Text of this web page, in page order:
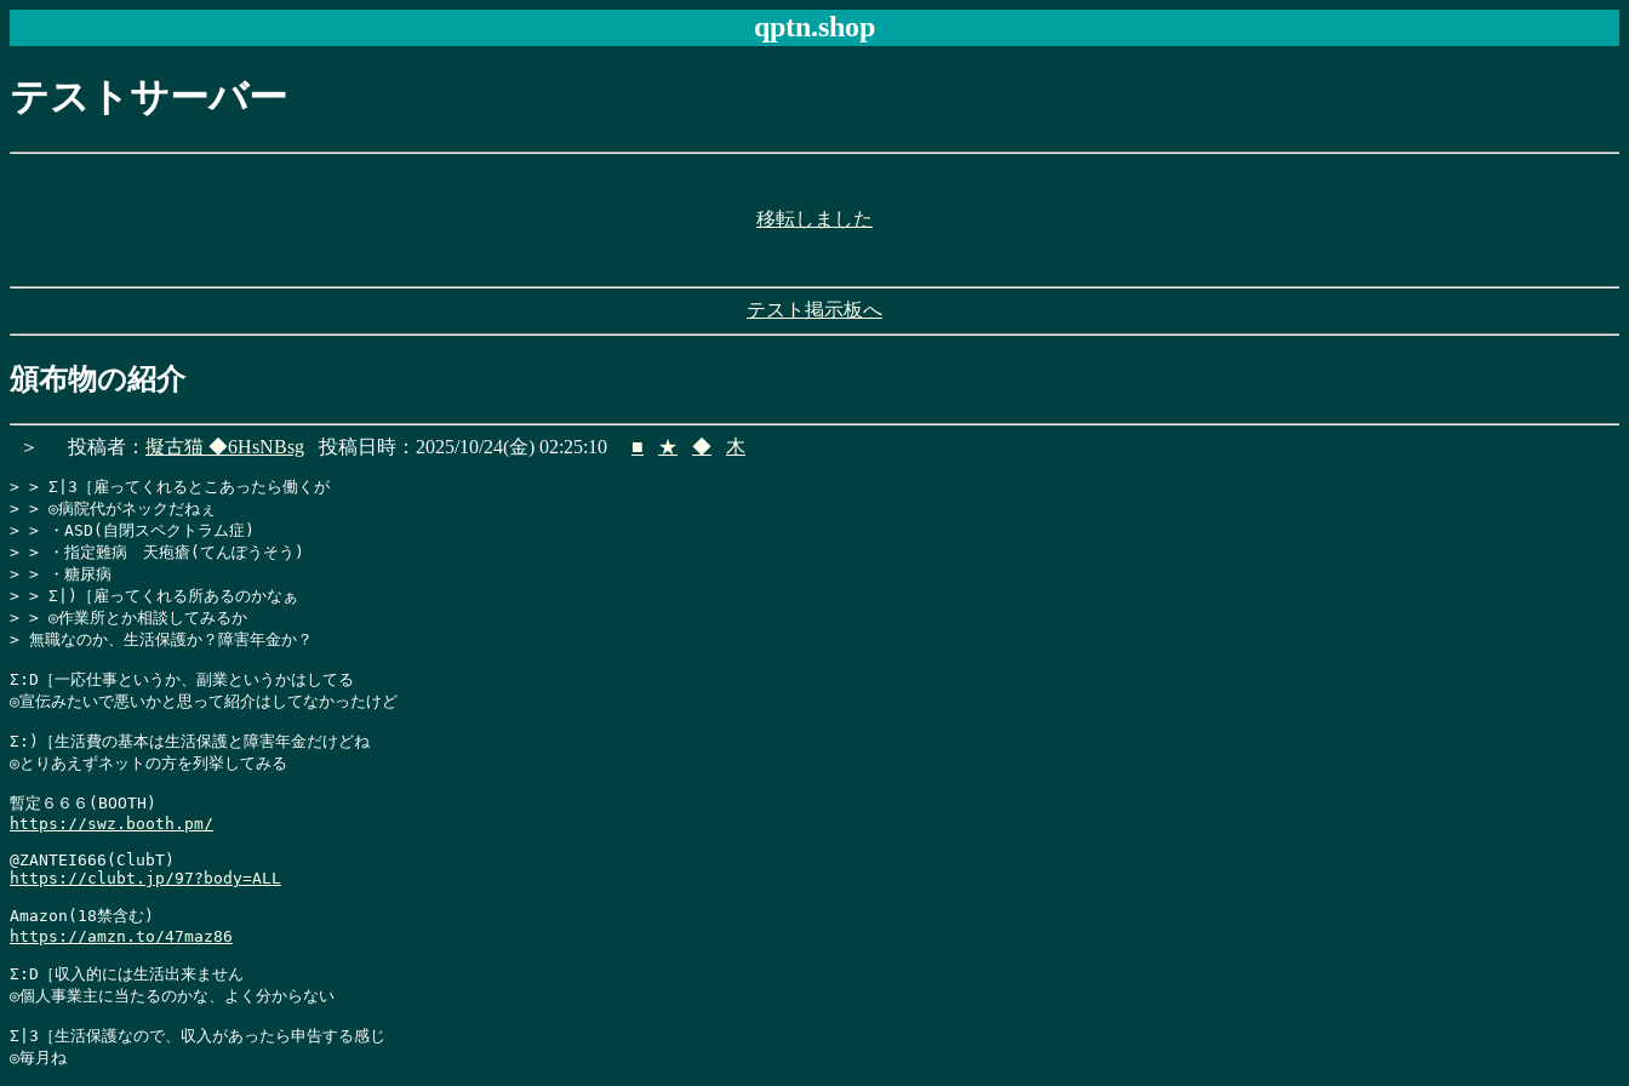
qptn.shop
テストサーバー
移転しました
テスト掲示板へ
頒布物の紹介
＞ 投稿者： 擬古猫 ◆6HsNBsg 投稿日時：2025/10/24(金) 02:25:10 ■ ★ ◆ 木
> > Σ|3［雇ってくれるとこあったら働くが
> > ◎病院代がネックだねぇ
> > ・ASD(自閉スペクトラム症)
> > ・指定難病　天疱瘡(てんぽうそう)
> > ・糖尿病
> > Σ|)［雇ってくれる所あるのかなぁ
> > ◎作業所とか相談してみるか
> 無職なのか、生活保護か？障害年金か？
Σ:D［一応仕事というか、副業というかはしてる
◎宣伝みたいで悪いかと思って紹介はしてなかったけど
Σ:)［生活費の基本は生活保護と障害年金だけどね
◎とりあえずネットの方を列挙してみる
https://swz.booth.pm/
https://clubt.jp/97?body=ALL
https://amzn.to/47maz86
Σ:D［収入的には生活出来ません
◎個人事業主に当たるのかな、よく分からない
Σ|3［生活保護なので、収入があったら申告する感じ
◎毎月ね